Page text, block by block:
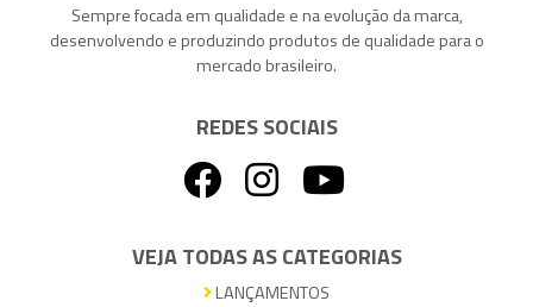
Sempre focada em qualidade e na evolução da marca,
desenvolvendo e produzindo produtos de qualidade para o
mercado brasileiro.
REDES SOCIAIS
VEJA TODAS AS CATEGORIAS
LANÇAMENTOS